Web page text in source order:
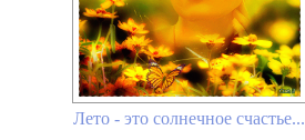
Лето - это солнечное счастье...